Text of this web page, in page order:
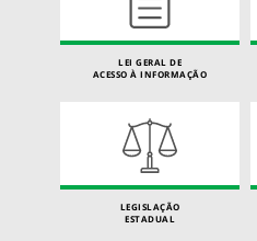
LEI GERAL DE
ACESSO À INFORMAÇÃO
LEGISLAÇÃO
ESTADUAL